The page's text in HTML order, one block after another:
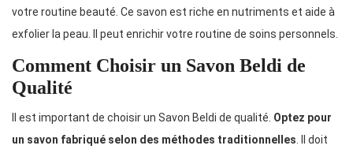
votre routine beauté. Ce savon est riche en nutriments et aide à
exfolier la peau. Il peut enrichir votre routine de soins personnels.
Comment Choisir un Savon Beldi de
Qualité
Il est important de choisir un Savon Beldi de qualité. Optez pour
un savon fabriqué selon des méthodes traditionnelles . Il doit